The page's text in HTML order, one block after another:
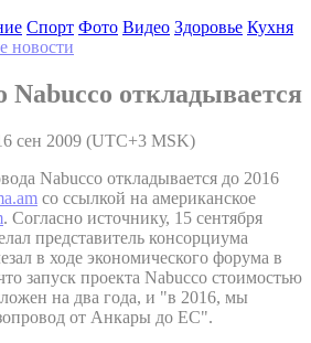
Спорт Фото Видео Здоровье Кухня
новости
Nabucco откладывается
сен 2009 (UTC+3 MSK)
Nabucco откладывается до 2016
со ссылкой на американское
. Согласно источнику, 15 сентября
представитель консорциума
в ходе экономического форума в
запуск проекта Nabucco стоимостью
на два года, и "в 2016, мы
от Анкары до ЕС".